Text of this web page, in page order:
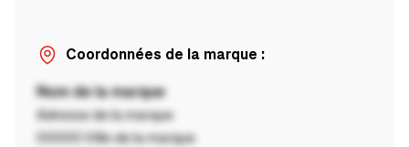
Coordonnées de la marque :
Nom de la marque
Adresse de la marque
00000 Ville de la marque